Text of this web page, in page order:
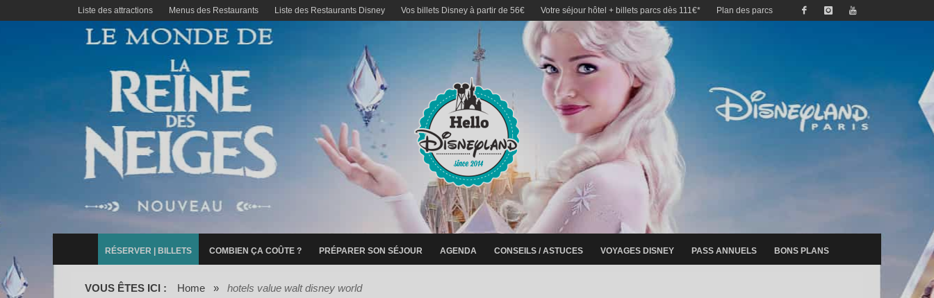
Liste des attractions Menus des Restaurants Liste des Restaurants Disney Vos billets Disney à partir de 56€ Votre séjour hôtel + billets parcs dès 111€* Plan des parcs
RÉSERVER | BILLETS COMBIEN ÇA COÛTE ? PRÉPARER SON SÉJOUR AGENDA CONSEILS / ASTUCES VOYAGES DISNEY PASS ANNUELS BONS PLANS
VOUS ÊTES ICI : Home » hotels value walt disney world